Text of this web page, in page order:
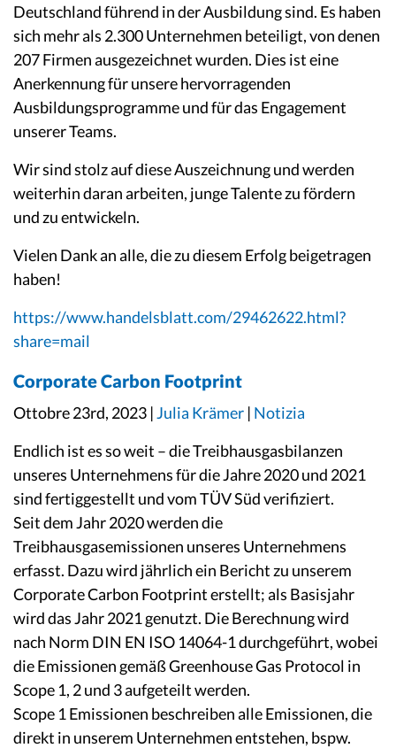
Deutschland führend in der Ausbildung sind. Es haben
sich mehr als 2.300 Unternehmen beteiligt, von denen
207 Firmen ausgezeichnet wurden. Dies ist eine
Anerkennung für unsere hervorragenden
Ausbildungsprogramme und für das Engagement
unserer Teams.
Wir sind stolz auf diese Auszeichnung und werden
weiterhin daran arbeiten, junge Talente zu fördern
und zu entwickeln.
Vielen Dank an alle, die zu diesem Erfolg beigetragen
haben!
https://www.handelsblatt.com/29462622.html?
share=mail
Corporate Carbon Footprint
Ottobre 23rd, 2023 |Julia Krämer | Notizia
Endlich ist es so weit – die Treibhausgasbilanzen
unseres Unternehmens für die Jahre 2020 und 2021
sind fertiggestellt und vom TÜV Süd verifiziert.
Seit dem Jahr 2020 werden die
Treibhausgasemissionen unseres Unternehmens
erfasst. Dazu wird jährlich ein Bericht zu unserem
Corporate Carbon Footprint erstellt; als Basisjahr
wird das Jahr 2021 genutzt. Die Berechnung wird
nach Norm DIN EN ISO 14064-1 durchgeführt, wobei
die Emissionen gemäß Greenhouse Gas Protocol in
Scope 1, 2 und 3 aufgeteilt werden.
Scope 1 Emissionen beschreiben alle Emissionen, die
direkt in unserem Unternehmen entstehen, bspw.